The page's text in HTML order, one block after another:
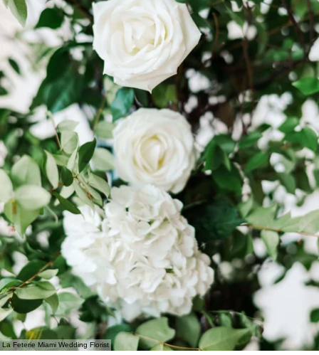
La Feterie Miami Wedding Florist